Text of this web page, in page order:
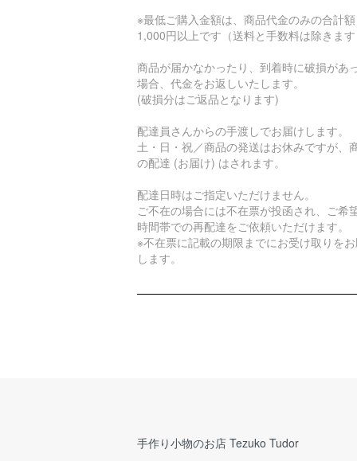
※最低ご購入金額は、商品代金のみの合計額
1,000円以上です（送料と手数料は除きます
商品が届かなかったり、到着時に破損があ
場合、代金をお返しいたします。
(破損分はご返品となります)
配達員さんからの手渡しでお届けします。
土・日・祝／商品の発送はお休みですが、
の配達 (お届け) はされます。
配達日時はご指定いただけません。
ご不在の場合には不在票が投函され、ご希
時間帯での再配達をご依頼いただけます。
※不在票に記載の期限までにお受け取りを
します。
手作り小物のお店 Tezuko Tudor